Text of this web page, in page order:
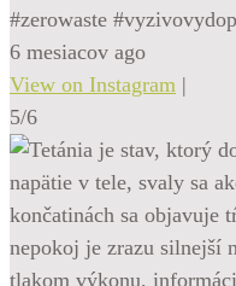
#zerowaste
6 mesiacov ago
View on Instagram |
5/6